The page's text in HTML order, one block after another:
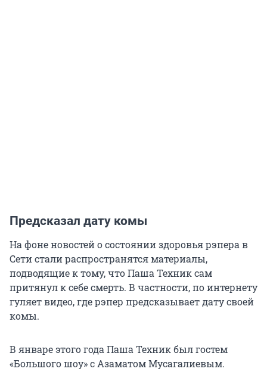
Предсказал дату комы
На фоне новостей о состоянии здоровья рэпера в
Сети стали распространятся материалы,
подводящие к тому, что Паша Техник сам
притянул к себе смерть. В частности, по интернету
гуляет видео, где рэпер предсказывает дату своей
комы.
В январе этого года Паша Техник был гостем
«Большого шоу» с Азаматом Мусагалиевым.